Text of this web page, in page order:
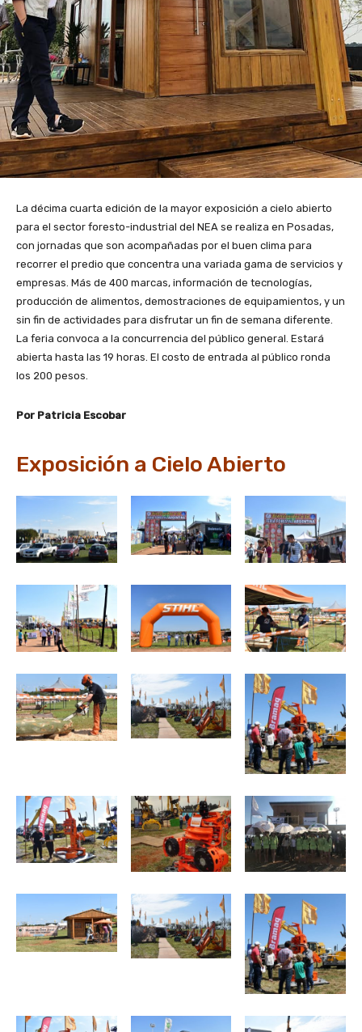
La décima cuarta edición de la mayor exposición a cielo abierto
para el sector foresto-industrial del NEA se realiza en Posadas,
con jornadas que son acompañadas por el buen clima para
recorrer el predio que concentra una variada gama de servicios y
empresas. Más de 400 marcas, información de tecnologías,
producción de alimentos, demostraciones de equipamientos, y un
sin fin de actividades para disfrutar un fin de semana diferente.
La feria convoca a la concurrencia del público general. Estará
abierta hasta las 19 horas. El costo de entrada al público ronda
los 200 pesos.
Por Patricia Escobar
Exposición a Cielo Abierto